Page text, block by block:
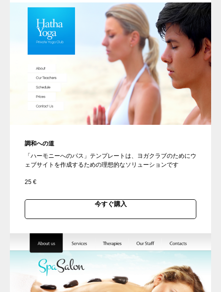
調和への道
「ハーモニーへのパス」テンプレートは、ヨガクラブのためにウ
ェブサイトを作成するための理想的なソリューションです
25 €
今すぐ購入